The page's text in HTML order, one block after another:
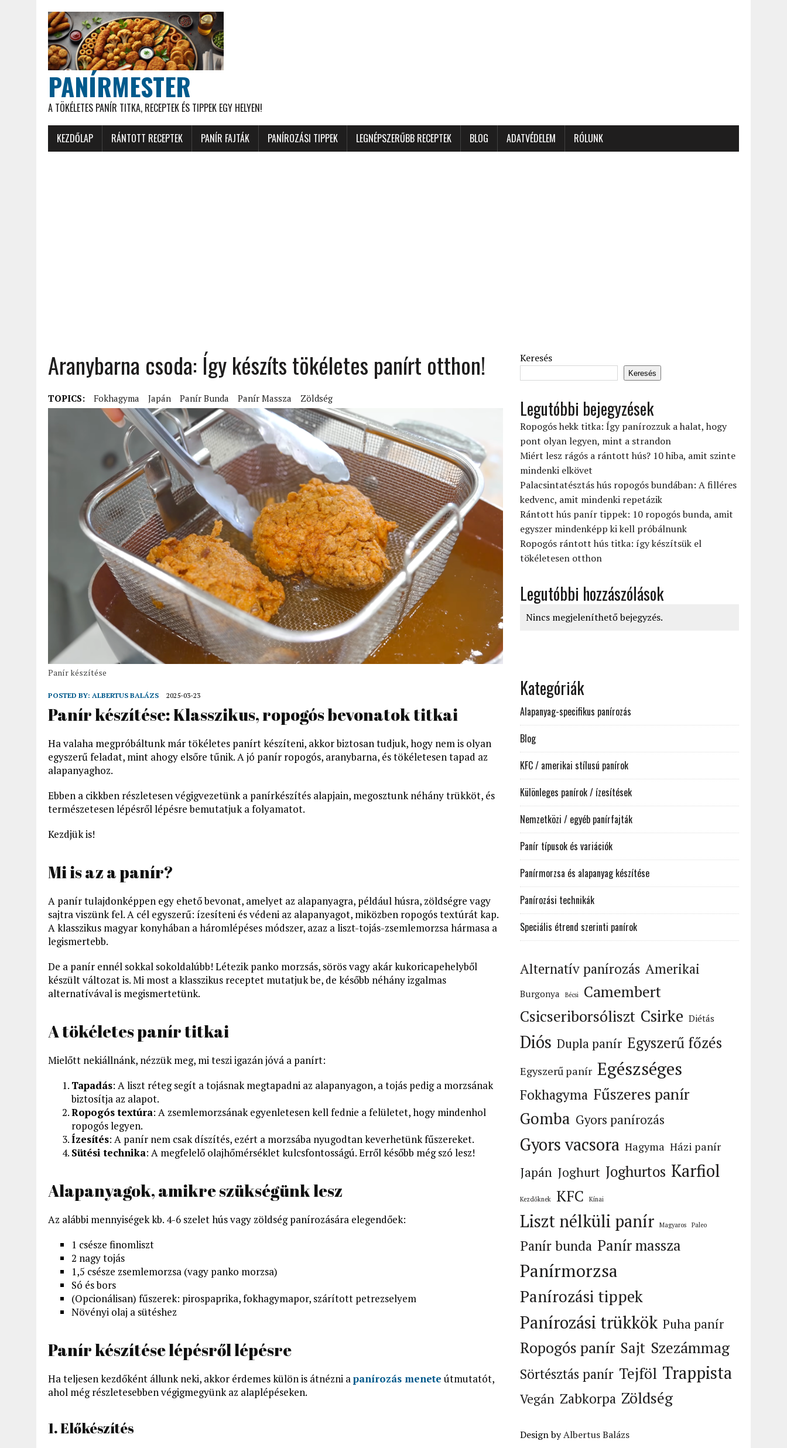
PANÍRMESTER
A TÖKÉLETES PANÍR TITKA, RECEPTEK ÉS TIPPEK EGY HELYEN!
KEZDŐLAP RÁNTOTT RECEPTEK PANÍR FAJTÁK PANÍROZÁSI TIPPEK LEGNÉPSZERŰBB RECEPTEK BLOG ADATVÉDELEM RÓLUNK
Aranybarna csoda: Így készíts tökéletes panírt otthon!
TOPICS: Fokhagyma Japán Panír Bunda Panír Massza Zöldség
Panír készítése
POSTED BY: ALBERTUS BALÁZS 2025-03-23
Panír készítése: Klasszikus, ropogós bevonatok titkai
Ha valaha megpróbáltunk már tökéletes panírt készíteni, akkor biztosan tudjuk, hogy nem is olyan
egyszerű feladat, mint ahogy elsőre tűnik. A jó panír ropogós, aranybarna, és tökéletesen tapad az
alapanyaghoz.
Ebben a cikkben részletesen végigvezetünk a panírkészítés alapjain, megosztunk néhány trükköt, és
természetesen lépésről lépésre bemutatjuk a folyamatot.
Kezdjük is!
Mi is az a panír?
A panír tulajdonképpen egy ehető bevonat, amelyet az alapanyagra, például húsra, zöldségre vagy
sajtra viszünk fel. A cél egyszerű: ízesíteni és védeni az alapanyagot, miközben ropogós textúrát kap.
A klasszikus magyar konyhában a háromlépéses módszer, azaz a liszt-tojás-zsemlemorzsa hármasa a
legismertebb.
De a panír ennél sokkal sokoldalúbb! Létezik panko morzsás, sörös vagy akár kukoricapehelyből
készült változat is. Mi most a klasszikus receptet mutatjuk be, de később néhány izgalmas
alternatívával is megismertetünk.
A tökéletes panír titkai
Mielőtt nekiállnánk, nézzük meg, mi teszi igazán jóvá a panírt:
Tapadás: A liszt réteg segít a tojásnak megtapadni az alapanyagon, a tojás pedig a morzsának
biztosítja az alapot.
Ropogós textúra: A zsemlemorzsának egyenletesen kell fednie a felületet, hogy mindenhol
ropogós legyen.
Ízesítés: A panír nem csak díszítés, ezért a morzsába nyugodtan keverhetünk fűszereket.
Sütési technika: A megfelelő olajhőmérséklet kulcsfontosságú. Erről később még szó lesz!
Alapanyagok, amikre szükségünk lesz
Az alábbi mennyiségek kb. 4-6 szelet hús vagy zöldség panírozására elegendőek:
1 csésze finomliszt
2 nagy tojás
1,5 csésze zsemlemorzsa (vagy panko morzsa)
Só és bors
(Opcionálisan) fűszerek: pirospaprika, fokhagymapor, szárított petrezselyem
Növényi olaj a sütéshez
Panír készítése lépésről lépésre
Ha teljesen kezdőként állunk neki, akkor érdemes külön is átnézni apanírozás menete útmutatót,
ahol még részletesebben végigmegyünk az alaplépéseken.
1. Előkészítés
Keresés
Keresés
Legutóbbi bejegyzések
Ropogós hekk titka: Így panírozzuk a halat, hogy
pont olyan legyen, mint a strandon
Miért lesz rágós a rántott hús? 10 hiba, amit szinte
mindenki elkövet
Palacsintatésztás hús ropogós bundában: A filléres
kedvenc, amit mindenki repetázik
Rántott hús panír tippek: 10 ropogós bunda, amit
egyszer mindenképp ki kell próbálnunk
Ropogós rántott hús titka: így készítsük el
tökéletesen otthon
Legutóbbi hozzászólások
Nincs megjeleníthető bejegyzés.
Kategóriák
Alapanyag-specifikus panírozás
Blog
KFC / amerikai stílusú panírok
Különleges panírok / ízesítések
Nemzetközi / egyéb panírfajták
Panír típusok és variációk
Panírmorzsa és alapanyag készítése
Panírozási technikák
Speciális étrend szerinti panírok
Alternatív panírozás Amerikai
Burgonya Bécsi
Camembert
Csicseriborsóliszt Csirke Diétás
Diós Dupla panír Egyszerű főzés
Egyszerű panír Egészséges
Fokhagyma Fűszeres panír
Gomba Gyors panírozás
Gyors vacsora Hagyma Házi panír
Japán Joghurt Joghurtos Karfiol
Kezdőknek KFC Kínai
Liszt nélküli panír Magyaros Paleo
Panír bunda Panír massza
Panírmorzsa
Panírozási tippek
Panírozási trükkök Puha panír
Ropogós panír Sajt Szezámmag
Sörtésztás panír Tejföl Trappista
Vegán Zabkorpa Zöldség
Design byAlbertus Balázs